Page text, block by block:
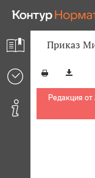
Приказ
Редакция